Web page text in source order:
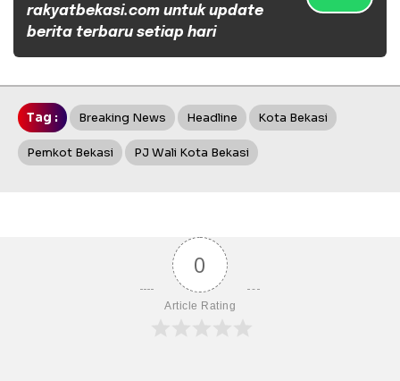
rakyatbekasi.com untuk update
berita terbaru setiap hari
Tag : Breaking News Headline Kota Bekasi
Pemkot Bekasi PJ Wali Kota Bekasi
0
Article Rating